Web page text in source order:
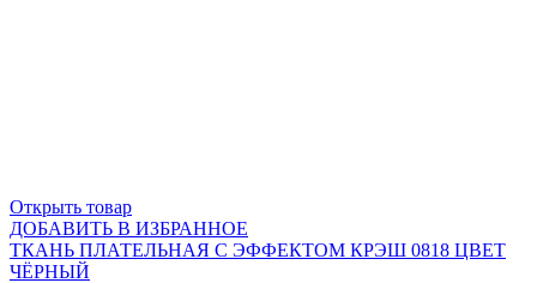
Открыть товар
ДОБАВИТЬ В ИЗБРАННОЕ
ТКАНЬ ПЛАТЕЛЬНАЯ С ЭФФЕКТОМ КРЭШ 0818 ЦВЕТ
ЧЁРНЫЙ